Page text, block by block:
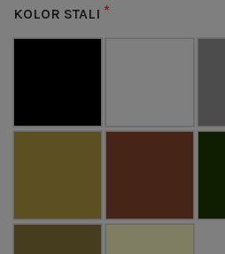
KOLOR STALI *